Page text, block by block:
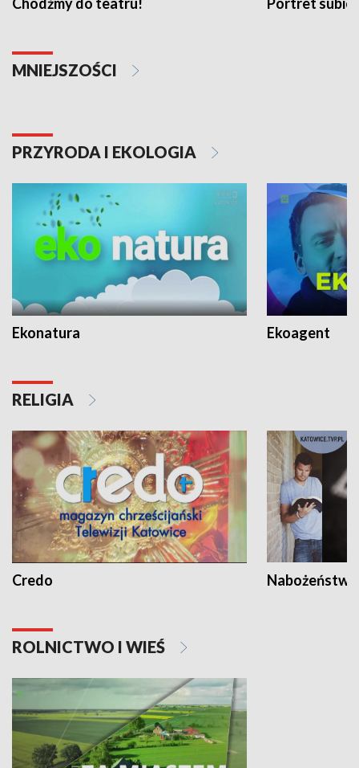
MNIEJSZOŚCI
PRZYRODA I EKOLOGIA
Ekonatura Ekoagent
RELIGIA
Credo
ROLNICTWO I WIEŚ